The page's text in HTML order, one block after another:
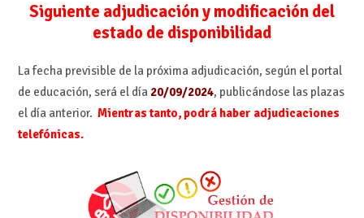
Siguiente adjudicación y modificación del
estado de disponibilidad
La fecha previsible de la próxima adjudicación, según el portal
de educación, será el día 20/09/2024, publicándose las plazas
el día anterior. Mientras tanto, podrá haber adjudicaciones
telefónicas.